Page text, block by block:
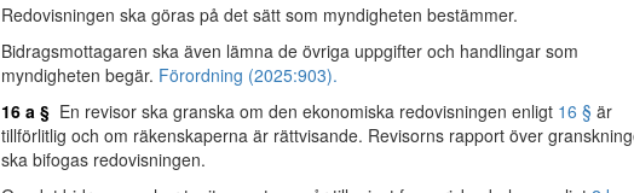
Redovisningen ska göras på det sätt som myndigheten bestämmer.
Bidragsmottagaren ska även lämna de övriga uppgifter och handlingar som
myndigheten begär. Förordning (2025:903).
16 a § En revisor ska granska om den ekonomiska redovisningen enligt 16 § är
tillförlitlig och om räkenskaperna är rättvisande. Revisorns rapport över
ska bifogas redovisningen.